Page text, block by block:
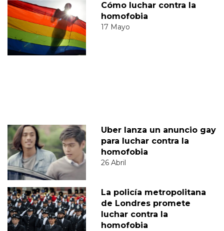
Cómo luchar contra la
homofobia
17 Mayo
Uber lanza un anuncio gay
para luchar contra la
homofobia
26 Abril
La policía metropolitana
de Londres promete
luchar contra la
homofobia